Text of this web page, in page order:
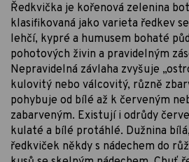
Ředkvička je kořenová zelenina
klasifikovaná jako varieta ředkev
lehčí, kypré a humusem bohaté
pohotových živin a pravidelným
Nepravidelná závlaha zvyšuje
kulovitý nebo válcovitý, různě
pohybuje od bílé až k červeným
zabarveným. Existují i odrůdy
kulaté a bílé protáhlé. Dužnina
ředkviček někdy s nádechem do